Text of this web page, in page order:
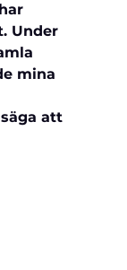
Under
mina
att